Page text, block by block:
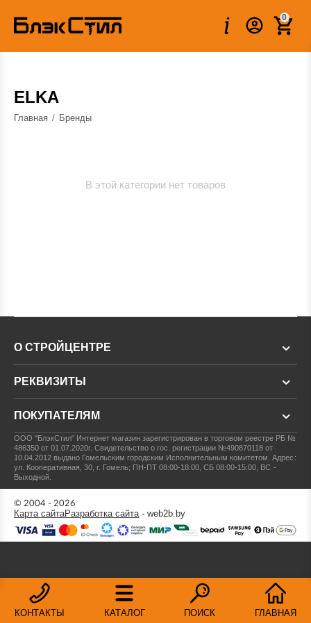
0
ELKA
Главная / Бренды
В этой категории нет товаров
КОНТАКТЫ КАТАЛОГ ПОИСК ГЛАВНАЯ
О СТРОЙЦЕНТРЕ
РЕКВИЗИТЫ
ПОКУПАТЕЛЯМ
ООО "БлэкСтил" Интернет магазин зарегистрирован в торговом реестре РБ №
486350 от 01.07.2020г.Свидетельство о гос. регистрации №490870118 от
10.04.2012 выдано Гомельским городским Исполнительным комитетом.Адрес:
ул. Кооперативная, 30, г. Гомель; ПН-ПТ 08:00-18:00, СБ 08:00-15:00, ВС -
Выходной.
© 2004 - 2026
Карта сайтаРазработка сайта- web2b.by